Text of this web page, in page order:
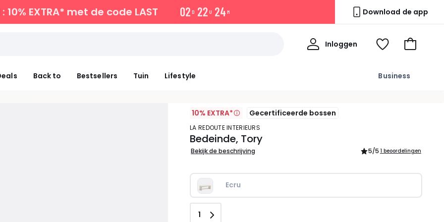
10% EXTRA* met de code LAST 02 D 22 U 24 M Download de app
Back to Bestsellers Tuin Lifestyle Business
Inloggen
Mijn
Kijk
Naar
10% EXTRA* Gecertificeerde bossen
LA REDOUTE INTERIEURS
Bedeinde, Tory
Bekijk de beschrijving 5/5 1 beoordelingen
Ecru
Aantal
1